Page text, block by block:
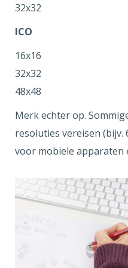
32x32
ICO
16x16
32x32
48x48
Merk echter op.
resoluties vereisen (bijv.
voor mobiele apparaten